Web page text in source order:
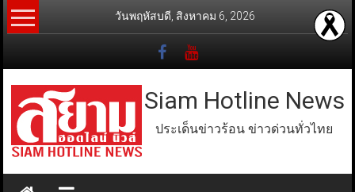
Skip
to
วันพฤหัสบดี, สิงหาคม 6, 2026
Siam Hotline News
ประเด็นข่าวร้อน ข่าวด่วนทั่วไทย